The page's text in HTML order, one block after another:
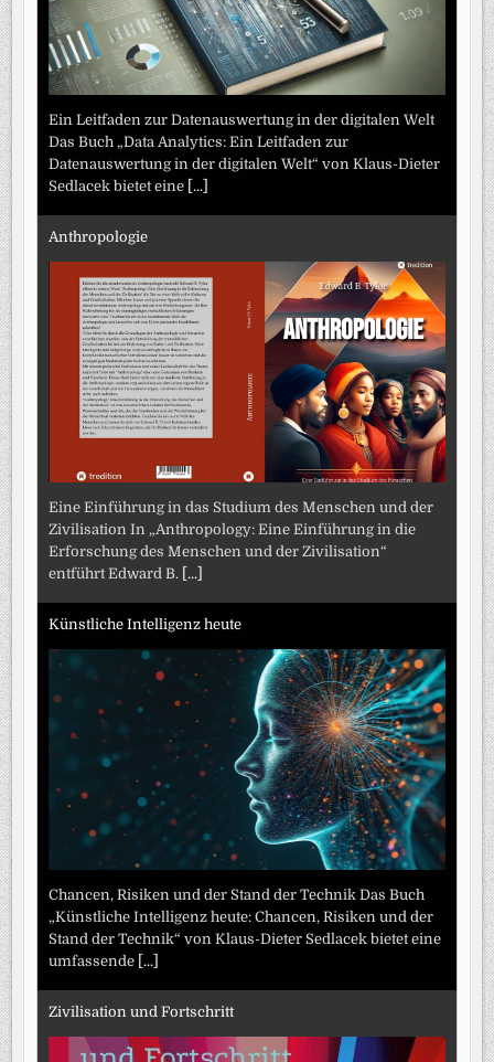
Ein Leitfaden zur Datenauswertung in der digitalen Welt
Das Buch „Data Analytics: Ein Leitfaden zur
Datenauswertung in der digitalen Welt“ von Klaus-Dieter
Sedlacek bietet eine [...]
Anthropologie
Eine Einführung in das Studium des Menschen und der
Zivilisation In „Anthropology: Eine Einführung in die
Erforschung des Menschen und der Zivilisation“
entführt Edward B. [...]
Künstliche Intelligenz heute
Chancen, Risiken und der Stand der Technik Das Buch
„Künstliche Intelligenz heute: Chancen, Risiken und der
Stand der Technik“ von Klaus-Dieter Sedlacek bietet eine
umfassende [...]
Zivilisation und Fortschritt